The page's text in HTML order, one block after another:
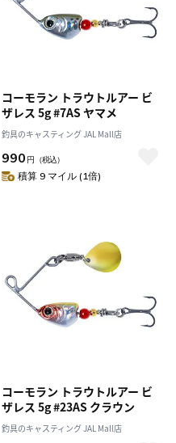
コーモラン トラウトルアー ビ
ザレス 5g #7AS ヤマメ
釣具のキャスティング JAL Mall店
990 円 （税込）
積算 9 マイル (1倍)
コーモラン トラウトルアー ビ
ザレス 5g #23AS クラウン
釣具のキャスティング JAL Mall店